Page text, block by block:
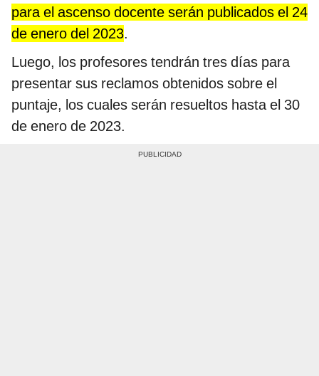
para el ascenso docente serán publicados el 24
de enero del 2023.
Luego, los profesores tendrán tres días para
presentar sus reclamos obtenidos sobre el
puntaje, los cuales serán resueltos hasta el 30
de enero de 2023.